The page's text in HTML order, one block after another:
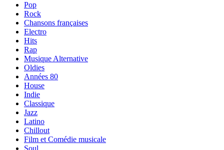
Pop
Rock
Chansons françaises
Electro
Hits
Rap
Musique Alternative
Oldies
Années 80
House
Indie
Classique
Jazz
Latino
Chillout
Film et Comédie musicale